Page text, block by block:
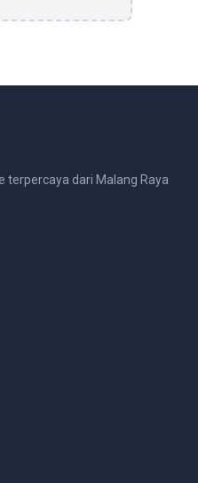
terpercaya dari Malang Raya